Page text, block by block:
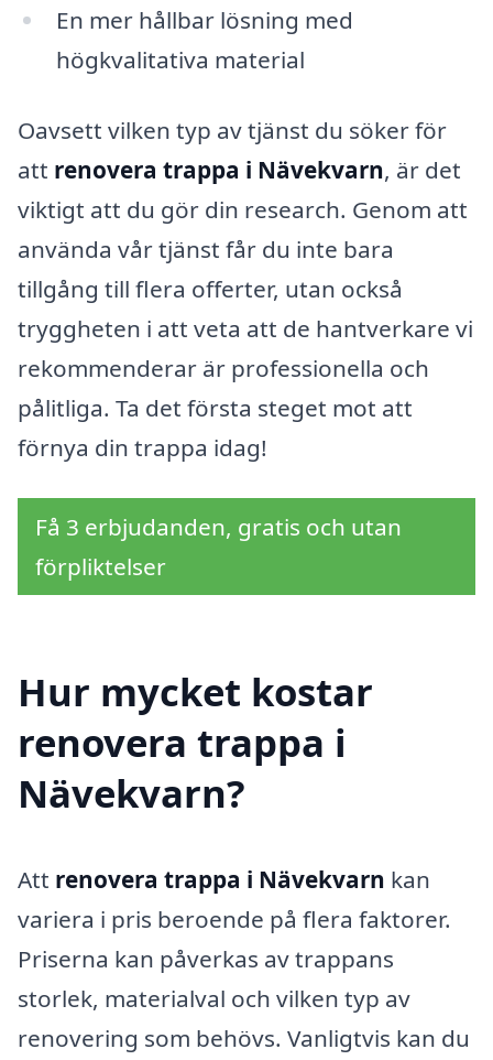
En mer hållbar lösning med
högkvalitativa material
Oavsett vilken typ av tjänst du söker för
att renovera trappa i Nävekvarn, är det
viktigt att du gör din research. Genom att
använda vår tjänst får du inte bara
tillgång till flera offerter, utan också
tryggheten i att veta att de hantverkare vi
rekommenderar är professionella och
pålitliga. Ta det första steget mot att
förnya din trappa idag!
Få 3 erbjudanden, gratis och utan
förpliktelser
Hur mycket kostar
renovera trappa i
Nävekvarn?
Att renovera trappa i Nävekvarn kan
variera i pris beroende på flera faktorer.
Priserna kan påverkas av trappans
storlek, materialval och vilken typ av
renovering som behövs. Vanligtvis kan du